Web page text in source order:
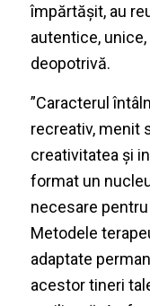
împărtășit, au
autentice,
deopotrivă.
”Caracterul
recreativ, menit
creativitatea și
format un
necesare
Metodele
adaptate
acestor tineri